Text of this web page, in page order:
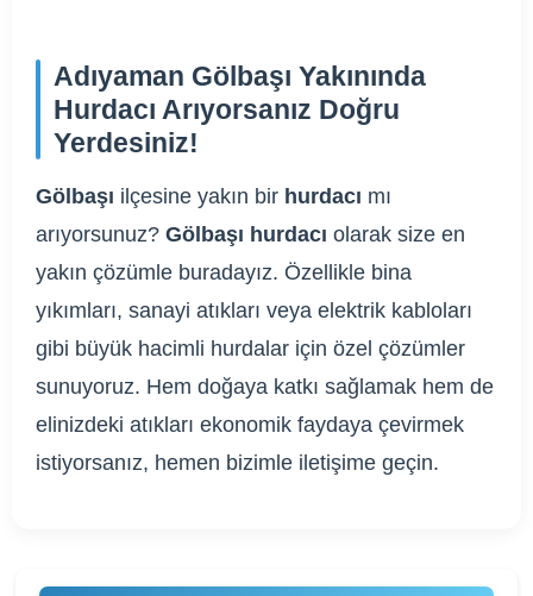
Adıyaman Gölbaşı Yakınında
Hurdacı Arıyorsanız Doğru
Yerdesiniz!
Gölbaşı ilçesine yakın bir hurdacı mı
arıyorsunuz? Gölbaşı hurdacı olarak size en
yakın çözümle buradayız. Özellikle bina
yıkımları, sanayi atıkları veya elektrik kabloları
gibi büyük hacimli hurdalar için özel çözümler
sunuyoruz. Hem doğaya katkı sağlamak hem de
elinizdeki atıkları ekonomik faydaya çevirmek
istiyorsanız, hemen bizimle iletişime geçin.